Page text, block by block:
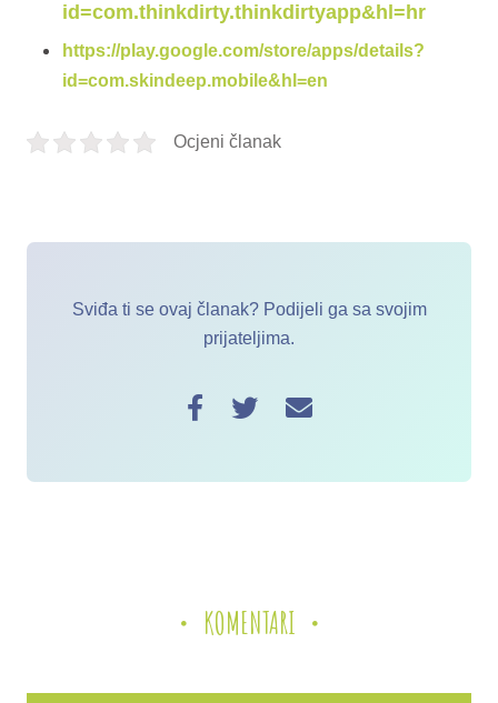
id=com.thinkdirty.thinkdirtyapp&hl=hr
https://play.google.com/store/apps/details?
id=com.skindeep.mobile&hl=en
Ocjeni članak
Sviđa ti se ovaj članak? Podijeli ga sa svojim
prijateljima.
KOMENTARI